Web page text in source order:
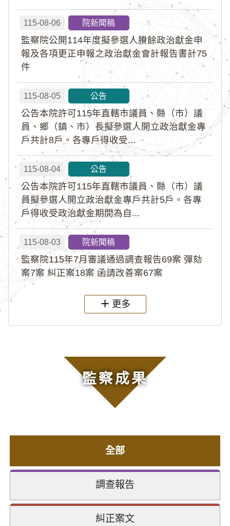
115-08-06 院新聞稿
監察院公開114年度擬參選人賸餘政治獻金申
報及各項更正申報之政治獻金會計報告書計75
件
115-08-05 公告
公告本院許可115年直轄市議員、縣（市）議
員、鄉（鎮、市）長擬參選人開立政治獻金專
戶共計8戶。各專戶得收受...
115-08-04 公告
公告本院許可115年直轄市議員、縣（市）議
員擬參選人開立政治獻金專戶共計5戶。各專
戶得收受政治獻金期間為自...
115-08-03 院新聞稿
監察院115年7月審議通過調查報告69案 彈劾
案7案 糾正案18案 函請改善案67案
更多
監察成果
全部
調查報告
糾正案文